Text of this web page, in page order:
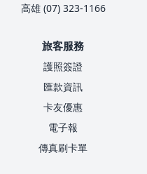
高雄 (07) 323-1166
旅客服務
護照簽證
匯款資訊
卡友優惠
電子報
傳真刷卡單